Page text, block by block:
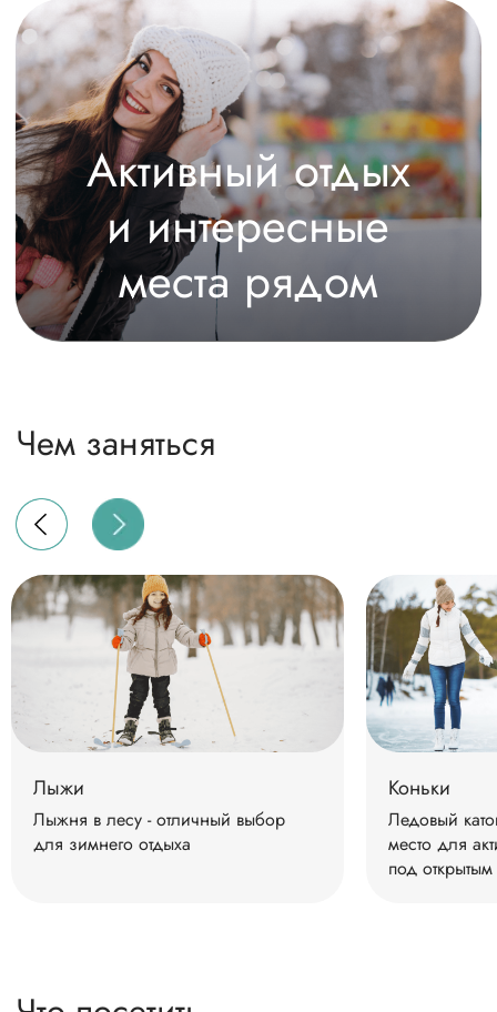
Лыжи Коньки
Лыжня в лесу - отличный выбор
для зимнего отдыха
Ледовый
место для
под
Как добраться
Из Москвы:
из Москвы и вы уже у нас!
транспорта смотрите в Яндекс картах
На поезде:
с Рижского вокзала электропоезд
до станции Истра.
Далее автобус № 30 до конечной
На машине:
по Волоколамскому шоссе 47км
по Ленинградскому шоссе 50км
по Пятницкому шоссе 38км
по Новорижскому шоссе 50км